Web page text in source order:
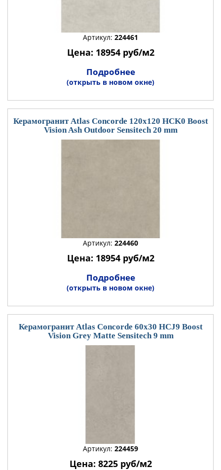
Артикул: 224461
Цена: 18954 руб/м2
Подробнее
(открыть в новом окне)
Керамогранит Atlas Concorde 120x120 HCK0 Boost
Vision Ash Outdoor Sensitech 20 mm
Артикул: 224460
Цена: 18954 руб/м2
Подробнее
(открыть в новом окне)
Керамогранит Atlas Concorde 60x30 HCJ9 Boost
Vision Grey Matte Sensitech 9 mm
Артикул: 224459
Цена: 8225 руб/м2